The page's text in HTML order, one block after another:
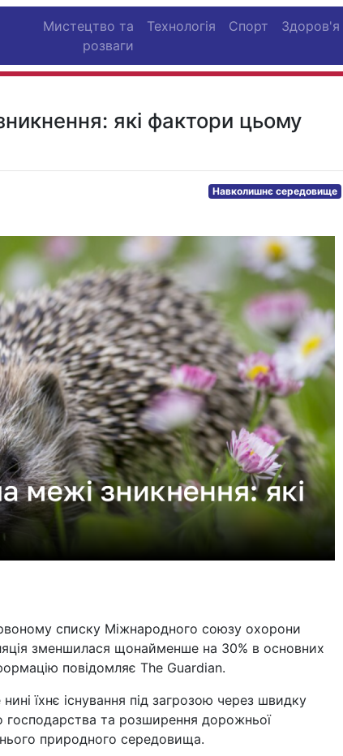
Мистецтво та
розваги
Технологія Спорт Здоров'я
які фактори цьому
Навколишнє середовище
списку Міжнародного союзу охорони
зменшилася щонайменше на 30% в основних
повідомляє The Guardian.
їхнє існування під загрозою через швидку
господарства та розширення дорожньої
природного середовища.